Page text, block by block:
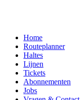
Home
Routeplanner
Haltes
Lijnen
Tickets
Abonnementen
Jobs